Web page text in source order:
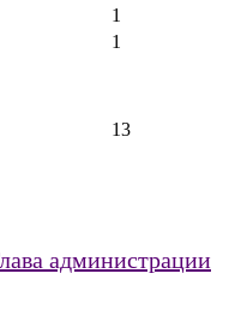
1
1
13
администрации